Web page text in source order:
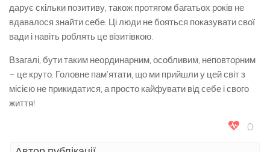
дарує скільки позитиву, також протягом багатьох років не
вдавалося знайти себе. Ці люди не бояться показувати свої
вади і навіть роблять це візитівкою.
Взагалі, бути таким неординарним, особливим, неповторним
– це круто. Головне пам’ятати, що ми прийшли у цей світ з
місією не прикидатися, а просто кайфувати від себе і свого
життя!
0